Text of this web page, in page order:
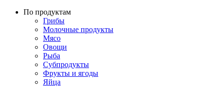
По продуктам
Грибы
Молочные продукты
Мясо
Овощи
Рыба
Субпродукты
Фрукты и ягоды
Яйца